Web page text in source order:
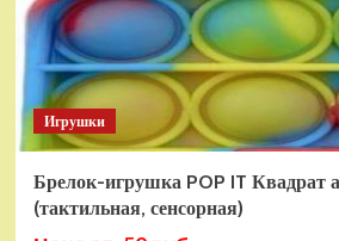
Водная
Игрушки
Брелок-игрушка POP IT Квадрат
(тактильная, сенсорная)